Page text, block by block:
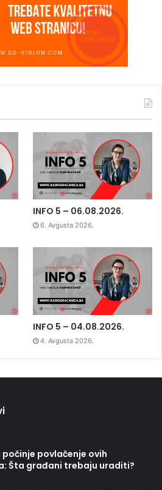
INFO 5 – 06.08.2026.
6. Avgusta 2026.
INFO 5 – 04.08.2026.
4. Avgusta 2026.
povlačenje ovih
Šta građani trebaju uraditi?